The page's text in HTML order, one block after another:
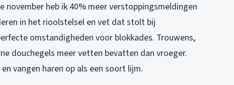
november heb ik 40% meer verstoppingsmeldingen
in het rioolstelsel en vet dat stolt bij
omstandigheden voor blokkades. Trouwens,
douchegels meer vetten bevatten dan vroeger.
vangen haren op als een soort lijm.